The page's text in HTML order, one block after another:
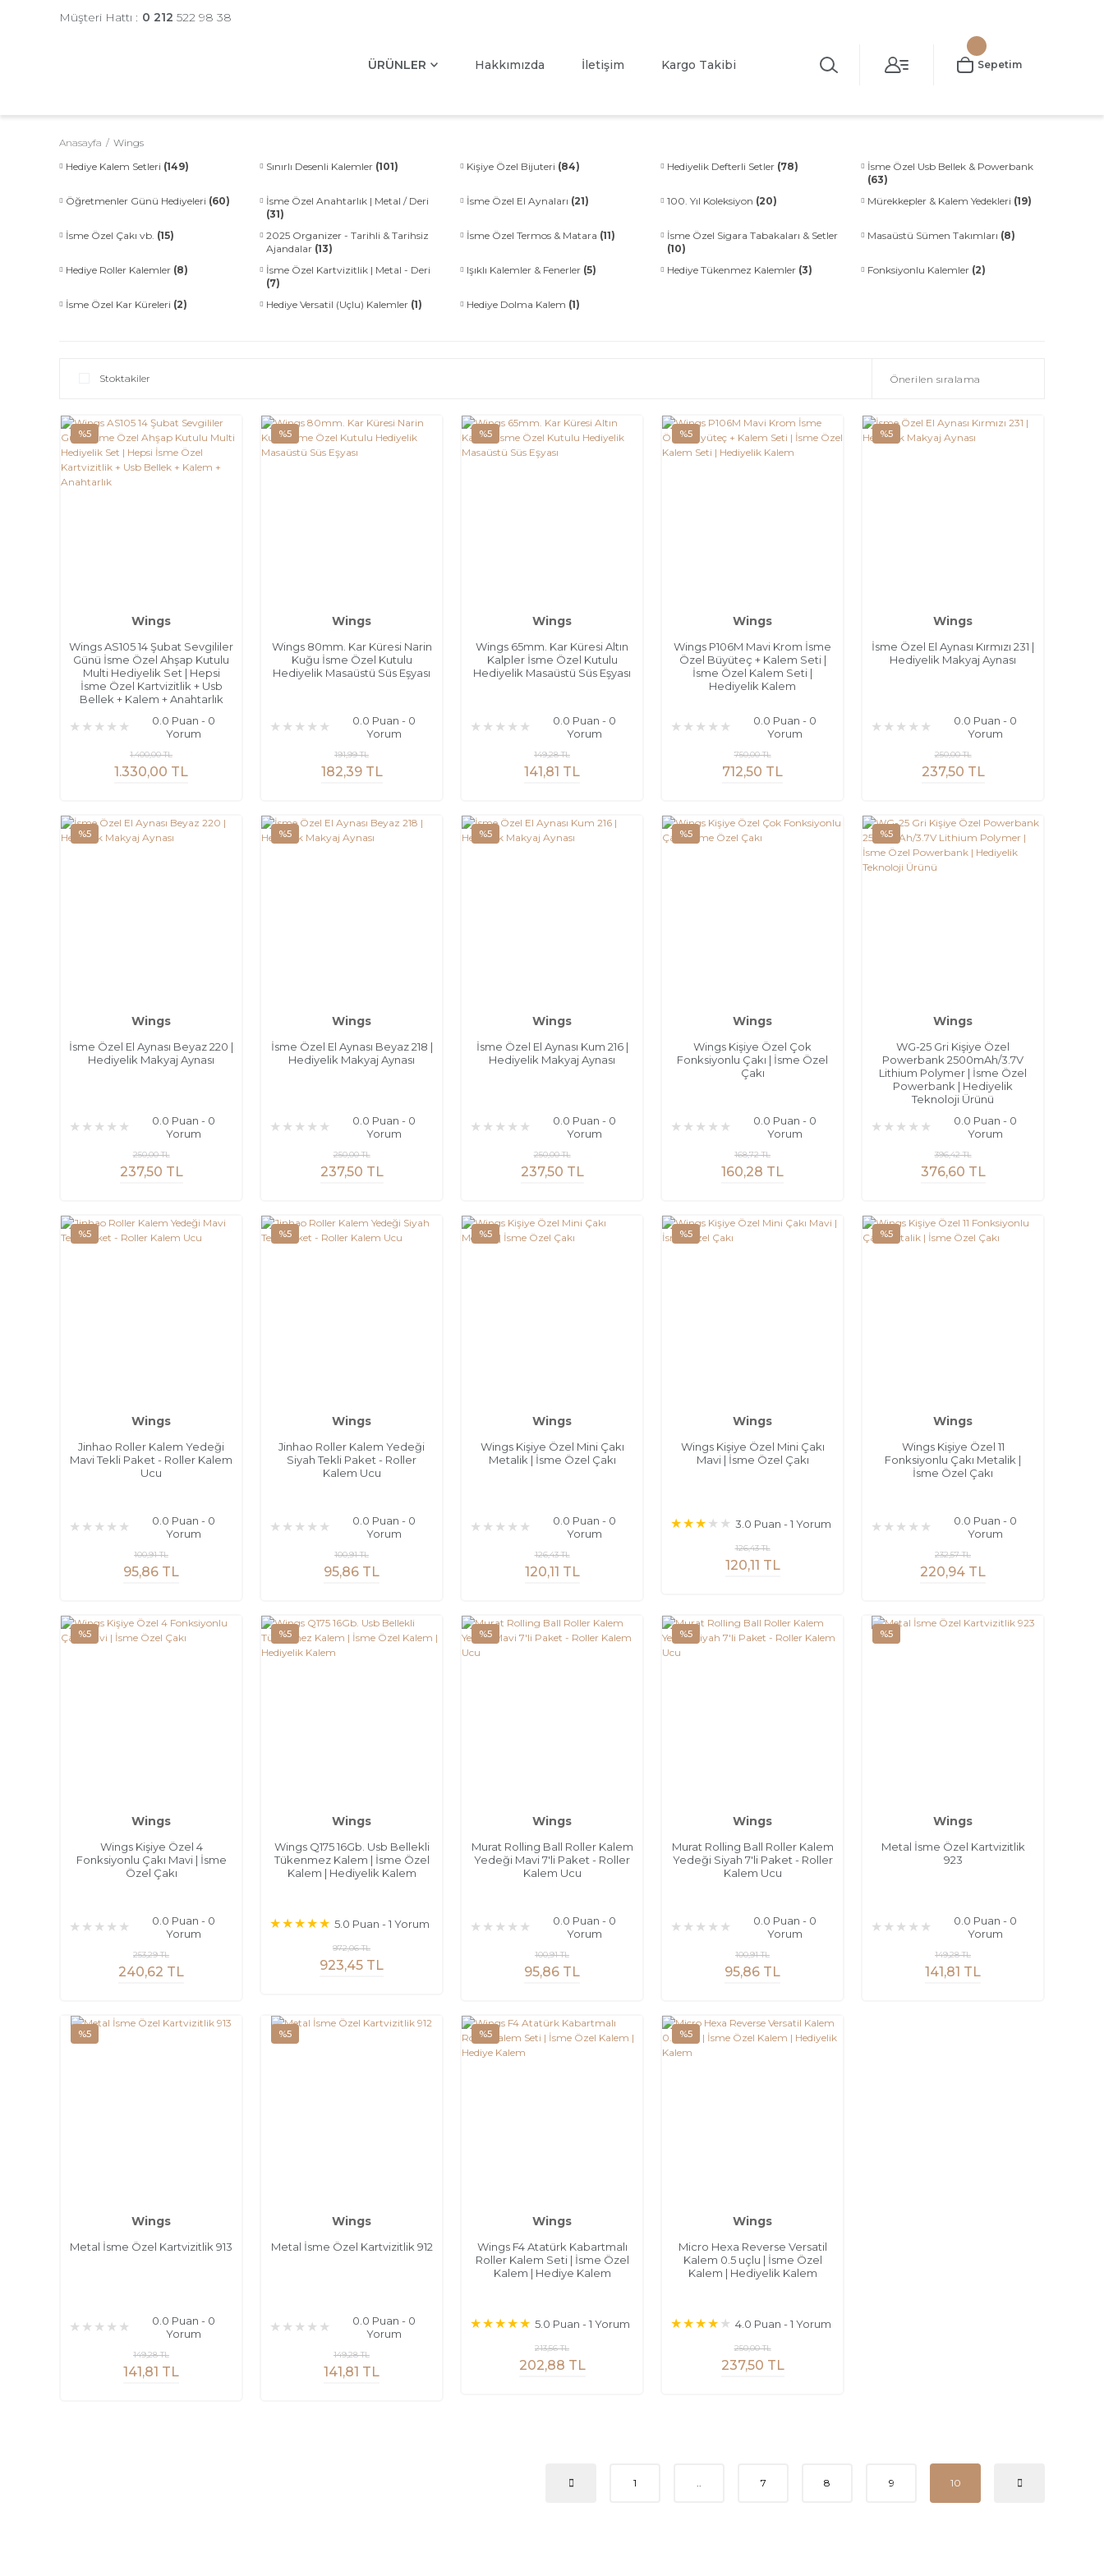
Müşteri Hattı : 0 212 522 98 38
ÜRÜNLER Hakkımızda İletişim Kargo Takibi Sepetim
Anasayfa
Wings
Hediye Kalem Setleri (149) Sınırlı Desenli Kalemler (101) Kişiye Özel Bijuteri (84) Hediyelik Defterli Setler (78)
İsme Özel Usb Bellek & Powerbank
(63)
Öğretmenler Günü Hediyeleri (60)
İsme Özel Anahtarlık | Metal / Deri
(31)
İsme Özel El Aynaları (21) 100. Yıl Koleksiyon (20) Mürekkepler & Kalem Yedekleri (19)
İsme Özel Çakı vb. (15)
2025 Organizer - Tarihli & Tarihsiz
Ajandalar (13)
İsme Özel Termos & Matara (11)
İsme Özel Sigara Tabakaları & Setler
(10)
Masaüstü Sümen Takımları (8)
Hediye Roller Kalemler (8)
İsme Özel Kartvizitlik | Metal - Deri
(7)
Işıklı Kalemler & Fenerler (5) Hediye Tükenmez Kalemler (3) Fonksiyonlu Kalemler (2)
İsme Özel Kar Küreleri (2) Hediye Versatil (Uçlu) Kalemler (1) Hediye Dolma Kalem (1)
Stoktakiler
%5
Wings
Wings AS105 14 Şubat Sevgililer
Günü İsme Özel Ahşap Kutulu
Multi Hediyelik Set | Hepsi
İsme Özel Kartvizitlik + Usb
Bellek + Kalem + Anahtarlık
0.0 Puan - 0
Yorum
1.330,00 TL
1.400,00 TL
%5
Wings
Wings 80mm. Kar Küresi Narin
Kuğu İsme Özel Kutulu
Hediyelik Masaüstü Süs Eşyası
0.0 Puan - 0
Yorum
182,39 TL
191,99 TL
%5
Wings
Wings 65mm. Kar Küresi Altın
Kalpler İsme Özel Kutulu
Hediyelik Masaüstü Süs Eşyası
0.0 Puan - 0
Yorum
141,81 TL
149,28 TL
%5
Wings
Wings P106M Mavi Krom İsme
Özel Büyüteç + Kalem Seti |
İsme Özel Kalem Seti |
Hediyelik Kalem
0.0 Puan - 0
Yorum
712,50 TL
750,00 TL
%5
Wings
İsme Özel El Aynası Kırmızı 231 |
Hediyelik Makyaj Aynası
0.0 Puan - 0
Yorum
237,50 TL
250,00 TL
%5
Wings
İsme Özel El Aynası Beyaz 220 |
Hediyelik Makyaj Aynası
0.0 Puan - 0
Yorum
237,50 TL
250,00 TL
%5
Wings
İsme Özel El Aynası Beyaz 218 |
Hediyelik Makyaj Aynası
0.0 Puan - 0
Yorum
237,50 TL
250,00 TL
%5
Wings
İsme Özel El Aynası Kum 216 |
Hediyelik Makyaj Aynası
0.0 Puan - 0
Yorum
237,50 TL
250,00 TL
%5
Wings
Wings Kişiye Özel Çok
Fonksiyonlu Çakı | İsme Özel
Çakı
0.0 Puan - 0
Yorum
160,28 TL
168,72 TL
%5
Wings
WG-25 Gri Kişiye Özel
Powerbank 2500mAh/3.7V
Lithium Polymer | İsme Özel
Powerbank | Hediyelik
Teknoloji Ürünü
0.0 Puan - 0
Yorum
376,60 TL
396,42 TL
%5
Wings
Jinhao Roller Kalem Yedeği
Mavi Tekli Paket - Roller Kalem
Ucu
0.0 Puan - 0
Yorum
95,86 TL
100,91 TL
%5
Wings
Jinhao Roller Kalem Yedeği
Siyah Tekli Paket - Roller
Kalem Ucu
0.0 Puan - 0
Yorum
95,86 TL
100,91 TL
%5
Wings
Wings Kişiye Özel Mini Çakı
Metalik | İsme Özel Çakı
0.0 Puan - 0
Yorum
120,11 TL
126,43 TL
%5
Wings
Wings Kişiye Özel Mini Çakı
Mavi | İsme Özel Çakı
3.0 Puan - 1 Yorum
120,11 TL
126,43 TL
%5
Wings
Wings Kişiye Özel 11
Fonksiyonlu Çakı Metalik |
İsme Özel Çakı
0.0 Puan - 0
Yorum
220,94 TL
232,57 TL
%5
Wings
Wings Kişiye Özel 4
Fonksiyonlu Çakı Mavi | İsme
Özel Çakı
0.0 Puan - 0
Yorum
240,62 TL
253,29 TL
%5
Wings
Wings Q175 16Gb. Usb Bellekli
Tükenmez Kalem | İsme Özel
Kalem | Hediyelik Kalem
5.0 Puan - 1 Yorum
923,45 TL
972,06 TL
%5
Wings
Murat Rolling Ball Roller Kalem
Yedeği Mavi 7'li Paket - Roller
Kalem Ucu
0.0 Puan - 0
Yorum
95,86 TL
100,91 TL
%5
Wings
Murat Rolling Ball Roller Kalem
Yedeği Siyah 7'li Paket - Roller
Kalem Ucu
0.0 Puan - 0
Yorum
95,86 TL
100,91 TL
%5
Wings
Metal İsme Özel Kartvizitlik
923
0.0 Puan - 0
Yorum
141,81 TL
149,28 TL
%5
Wings
Metal İsme Özel Kartvizitlik 913
0.0 Puan - 0
Yorum
141,81 TL
149,28 TL
%5
Wings
Metal İsme Özel Kartvizitlik 912
0.0 Puan - 0
Yorum
141,81 TL
149,28 TL
%5
Wings
Wings F4 Atatürk Kabartmalı
Roller Kalem Seti | İsme Özel
Kalem | Hediye Kalem
5.0 Puan - 1 Yorum
202,88 TL
213,56 TL
%5
Wings
Micro Hexa Reverse Versatil
Kalem 0.5 uçlu | İsme Özel
Kalem | Hediyelik Kalem
4.0 Puan - 1 Yorum
237,50 TL
250,00 TL
1 .. 7 8 9 10